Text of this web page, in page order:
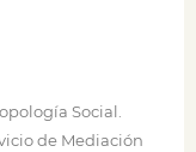
Social.
de Mediación